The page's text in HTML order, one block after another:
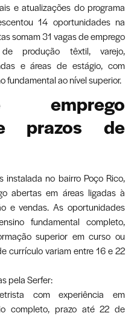
e atualizações do programa
14 oportunidades na
somam 31 vagas de emprego
produção têxtil, varejo,
e áreas de estágio, com
fundamental ao nível superior.
emprego
prazos de
instalada no bairro Poço Rico,
abertas em áreas ligadas à
e vendas. As oportunidades
fundamental completo,
superior em curso ou
currículo variam entre 16 e 22
pela Serfer:
com experiência em
completo, prazo até 22 de